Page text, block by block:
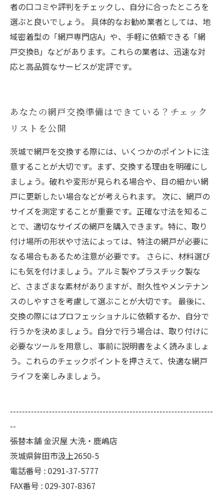
者の口コミや評判をチェックし、自分に合ったところを
選ぶと良いでしょう。 具体的なお勧め業者としては、地
域密着型の「網戸専門店A」や、手軽に依頼できる「網
戸交換B」などがあります。これらの業者は、迅速な対
応と高品質なサービスが定評です。
あなたの網戸交換準備はできている？チェック
リストを公開
茨城で網戸を交換する際には、いくつかのポイントに注
意することが大切です。まず、交換する理由を明確にし
ましょう。破れや変形が見られる場合や、目の細かい網
戸に更新したい場合などが考えられます。 次に、網戸の
サイズを測定することが重要です。正確な寸法を知るこ
とで、適切なサイズの網戸を購入できます。特に、取り
付け場所の形状や寸法によっては、特注の網戸が必要に
なる場合もあるため注意が必要です。 さらに、材料選び
にも気を付けましょう。アルミ製やプラスチック製な
ど、さまざまな素材がありますが、耐久性やメンテナン
スのしやすさを考慮して選ぶことが大切です。 最後に、
交換の際にはプロフェッショナルに依頼するか、自分で
行うかを決めましょう。自分で行う場合は、取り付けに
必要なツールを用意し、事前に説明書をよく読みましょ
う。これらのチェックポイントを押さえて、快適な網戸
ライフを楽しみましょう。
--------------------------------------------------------------------
--
張替本舗 金沢屋 大洗・鹿嶋店
茨城県鉾田市汲上2650-5
電話番号 : 0291-37-5777
FAX番号 : 029-307-8367